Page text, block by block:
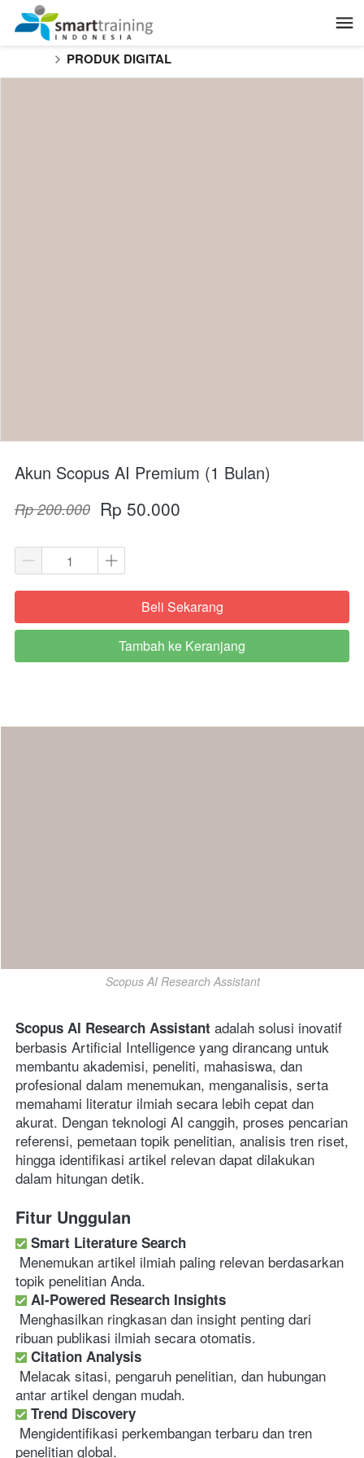
PRODUK DIGITAL
Akun Scopus AI Premium (1 Bulan)
Rp 200.000 Rp 50.000
`Beli Sekarang
`
Tambah ke Keranjang
Scopus AI Research Assistant
Scopus AI Research Assistant adalah solusi inovatif
berbasis Artificial Intelligence yang dirancang untuk
membantu akademisi, peneliti, mahasiswa, dan
profesional dalam menemukan, menganalisis, serta
memahami literatur ilmiah secara lebih cepat dan
akurat. Dengan teknologi AI canggih, proses pencarian
referensi, pemetaan topik penelitian, analisis tren riset,
hingga identifikasi artikel relevan dapat dilakukan
dalam hitungan detik.
Fitur Unggulan
Smart Literature Search
topik penelitian Anda.
AI-Powered Research Insights
ribuan publikasi ilmiah secara otomatis.
Citation Analysis
antar artikel dengan mudah.
Trend Discovery
penelitian global.